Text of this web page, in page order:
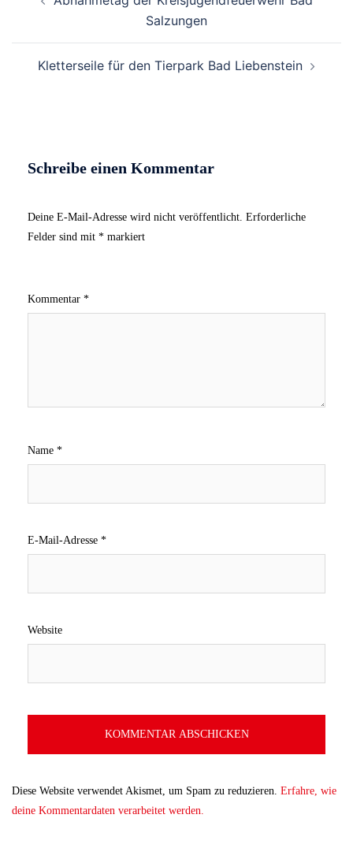
Navigation
Salzungen
Kletterseile für den Tierpark Bad Liebenstein
Schreibe einen Kommentar
Deine E-Mail-Adresse wird nicht veröffentlicht. Erforderliche
Felder sind mit * markiert
Kommentar *
Name *
E-Mail-Adresse *
Website
Diese Website verwendet Akismet, um Spam zu reduzieren. Erfahre, wie
deine Kommentardaten verarbeitet werden.